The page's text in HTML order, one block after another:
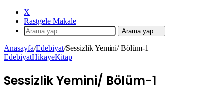
X
Rastgele Makale
Arama yap ...
Anasayfa/Edebiyat/Sessizlik Yemini/ Bölüm-1
EdebiyatHikayeKitap
Sessizlik Yemini/ Bölüm-1